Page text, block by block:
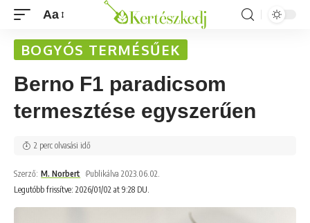
Aa
BOGYÓS TERMÉSŰEK
Berno F1 paradicsom
termesztése egyszerűen
Legutóbb frissítve: 2026/01/02 at 9:28 DU.
Szerző: M. Norbert Publikálva 2023.06.02.
2 perc olvasási idő